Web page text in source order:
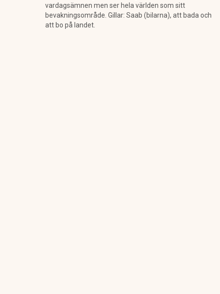
vardagsämnen men ser hela världen som sitt
bevakningsområde. Gillar: Saab (bilarna), att bada och
att bo på landet.